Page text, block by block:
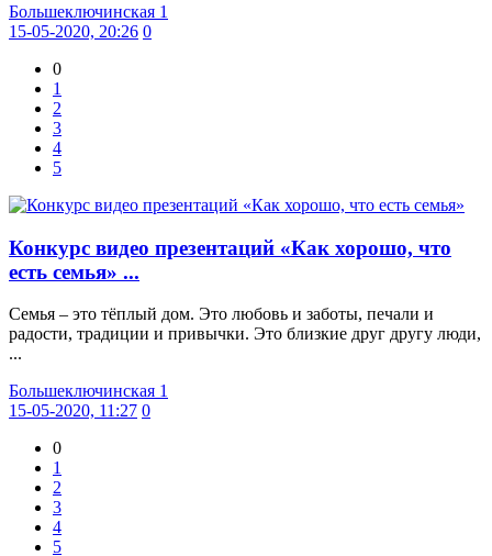
Большеключинская 1
15-05-2020, 20:26 0
0
1
2
3
4
5
Конкурс видео презентаций «Как хорошо, что
есть семья» ...
Семья – это тёплый дом. Это любовь и заботы, печали и
радости, традиции и привычки. Это близкие друг другу люди,
...
Большеключинская 1
15-05-2020, 11:27 0
0
1
2
3
4
5